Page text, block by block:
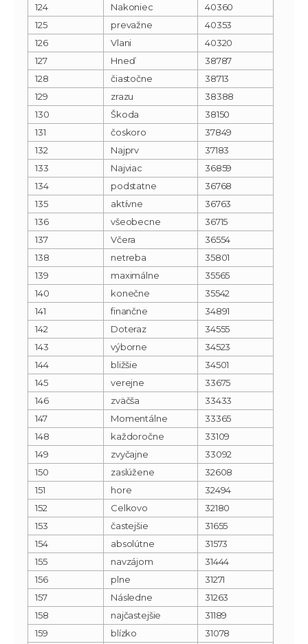
124
Nakoniec
40360
125
prevažne
40353
126
Vlani
40320
127
Hneď
38787
128
čiastočne
38713
129
zrazu
38388
130
Škoda
38150
131
čoskoro
37849
132
Najprv
37183
133
Najviac
36859
134
podstatne
36768
135
aktívne
36763
136
všeobecne
36715
137
Včera
36554
138
netreba
35801
139
maximálne
35565
140
konečne
35542
141
finančne
34891
142
Doteraz
34555
143
výborne
34523
144
bližšie
34501
145
verejne
33675
146
zväčša
33433
147
Momentálne
33365
148
každoročne
33109
149
zvyčajne
33092
150
zaslúžene
32608
151
hore
32494
152
Celkovo
32180
153
častejšie
31655
154
absolútne
31573
155
navzájom
31444
156
plne
31271
157
Následne
31263
158
najčastejšie
31189
159
blízko
31078